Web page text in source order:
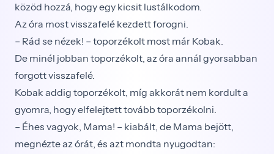
közöd hozzá, hogy egy kicsit lustálkodom.
Az óra most visszafelé kezdett forogni.
– Rád se nézek! – toporzékolt most már Kobak.
De minél jobban toporzékolt, az óra annál gyorsabban
forgott visszafelé.
Kobak addig toporzékolt, míg akkorát nem kordult a
gyomra, hogy elfelejtett tovább toporzékolni.
– Éhes vagyok, Mama! – kiabált, de Mama bejött,
megnézte az órát, és azt mondta nyugodtan: